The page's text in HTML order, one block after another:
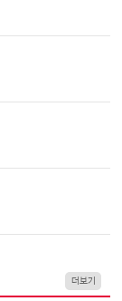
더보기